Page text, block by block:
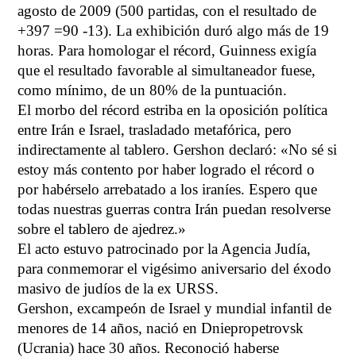
agosto de 2009 (500 partidas, con el resultado de
+397 =90 -13). La exhibición duró algo másde 19
horas. Para homologar el récord, Guinness exigía
que el resultado favorable al simultaneador fuese,
como mínimo, de un 80% de la puntuación.
El morbo del récord estriba en la oposición política
entre Irán e Israel, trasladado metafórica, pero
indirectamente al tablero. Gershon declaró: «No sé si
estoy más contento por haberlogrado el récord o
por habérselo arrebatado a los iraníes. Espero que
todas nuestras guerras contra Irán puedan resolverse
sobre el tablero de ajedrez.»
El acto estuvo patrocinado por la Agencia Judía,
para conmemorar el vigésimo aniversario del éxodo
masivo de judíos de la ex URSS.
Gershon, excampeón de Israel y mundial infantil de
menores de 14 años, nació en Dniepropetrovsk
(Ucrania) hace 30 años. Reconoció haberse